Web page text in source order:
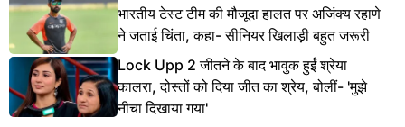
भारतीय टेस्ट टीम की मौजूदा हालत पर अजिंक्य रहाणे
ने जताई चिंता, कहा- सीनियर खिलाड़ी बहुत जरूरी
Lock Upp 2 जीतने के बाद भावुक हुईं श्रेया
कालरा, दोस्तों को दिया जीत का श्रेय, बोलीं- 'मुझे
नीचा दिखाया गया'